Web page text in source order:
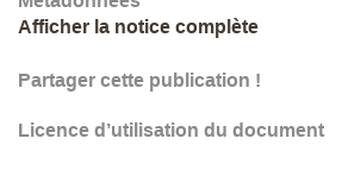
Afficher la notice complète
Partager cette publication !
Licence d’utilisation du document